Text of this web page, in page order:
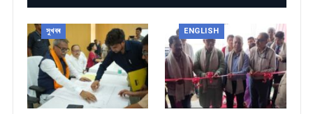
সুখবৰ ENGLISH